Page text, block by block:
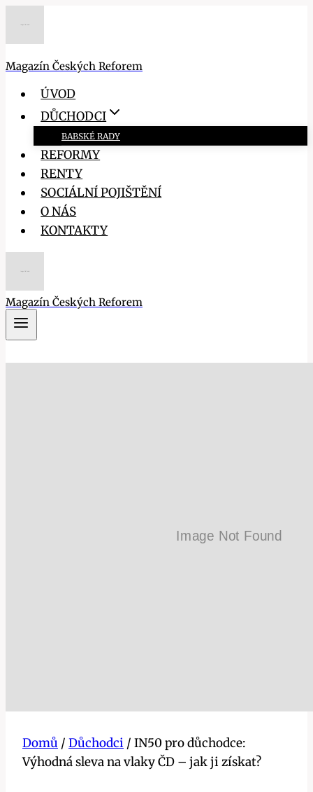
Magazín Českých Reforem
ÚVOD
DŮCHODCI
BABSKÉ RADY
REFORMY
RENTY
SOCIÁLNÍ POJIŠTĚNÍ
O NÁS
KONTAKTY
Magazín Českých Reforem
Domů / Důchodci / IN50 pro důchodce:
Výhodná sleva na vlaky ČD – jak ji získat?